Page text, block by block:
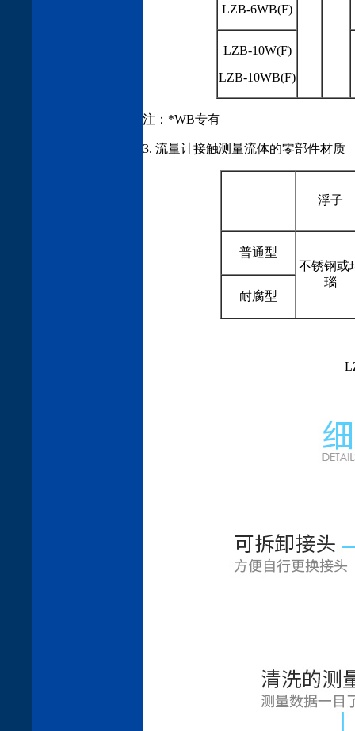
LZB-6WB(F)
LZB-10W(F)
LZB-10WB(F)
注：*WB专有
3. 流量计接触测量流体的零部件材质
浮子
普通型
不锈钢或
瑙
耐腐型